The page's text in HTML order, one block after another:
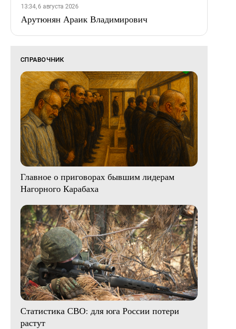
13:34, 6 августа 2026
Арутюнян Араик Владимирович
СПРАВОЧНИК
Главное о приговорах бывшим лидерам
Нагорного Карабаха
Статистика СВО: для юга России потери
растут